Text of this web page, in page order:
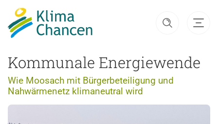
Kommunale Energiewende
Wie Moosach mit Bürgerbeteiligung und
Nahwärmenetz klimaneutral wird